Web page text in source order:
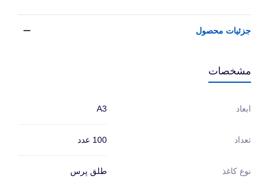
جزئیات محصول
مشخصات
ابعاد A3
تعداد 100 عدد
نوع کاغذ طلق پرس